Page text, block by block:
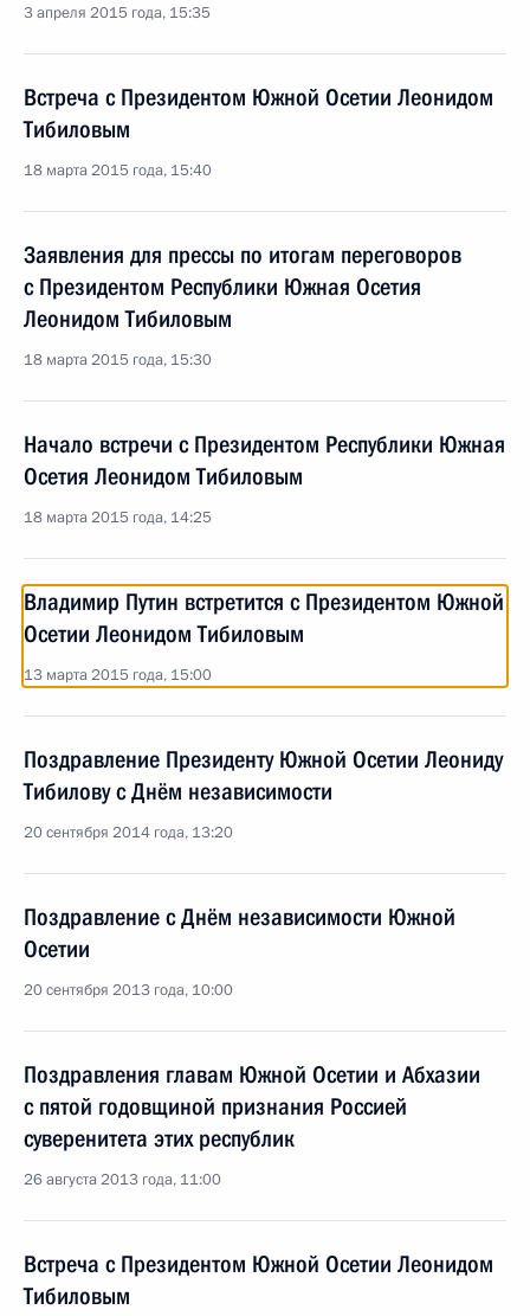
3 апреля 2015 года, 15:35
Встреча с Президентом Южной Осетии Леонидом
Тибиловым
18 марта 2015 года, 15:40
Заявления для прессы по итогам переговоров
с Президентом Республики Южная Осетия
Леонидом Тибиловым
18 марта 2015 года, 15:30
Начало встречи с Президентом Республики Южная
Осетия Леонидом Тибиловым
18 марта 2015 года, 14:25
Владимир Путин встретится с Президентом Южной
Осетии Леонидом Тибиловым
13 марта 2015 года, 15:00
Поздравление Президенту Южной Осетии Леониду
Тибилову с Днём независимости
20 сентября 2014 года, 13:20
Поздравление с Днём независимости Южной
Осетии
20 сентября 2013 года, 10:00
Поздравления главам Южной Осетии и Абхазии
с пятой годовщиной признания Россией
суверенитета этих республик
26 августа 2013 года, 11:00
Встреча с Президентом Южной Осетии Леонидом
Тибиловым